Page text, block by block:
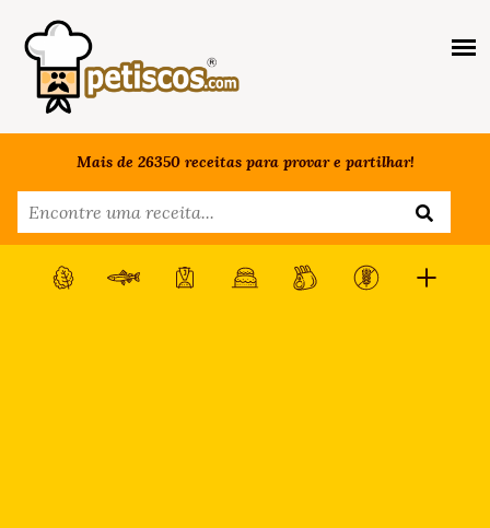
Mais de 26350 receitas para provar e partilhar!